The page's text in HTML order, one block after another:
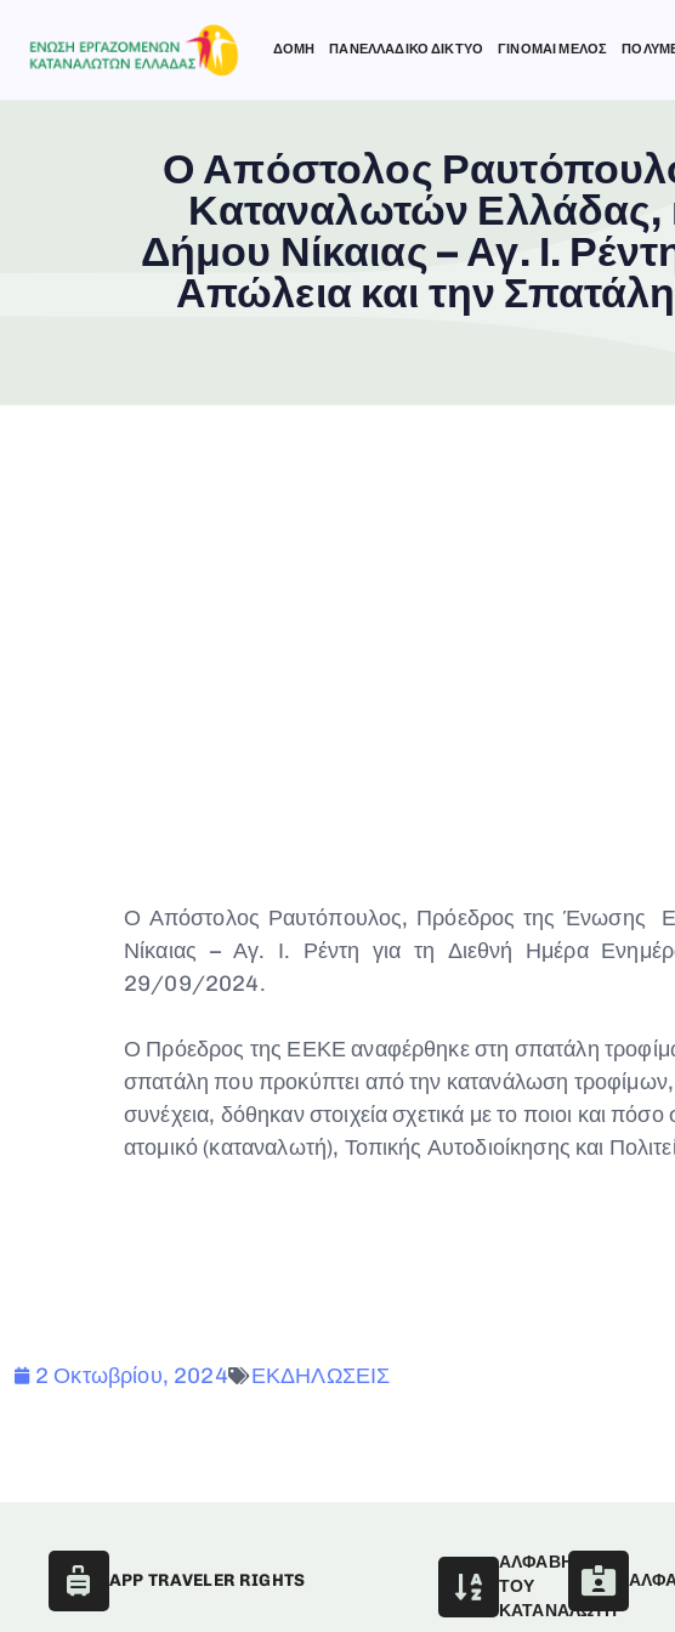
ΔΟΜΗ ΠΑΝΕΛΛΑΔΙΚΟ ΔΙΚΤΥΟ ΓΙΝΟΜΑΙ ΜΕΛΟΣ
Ο Απόστολος
Καταναλωτών Ελλάδας,
Δήμου Νίκαιας – Αγ. Ι.
Απώλεια και την
Ο Απόστολος Ραυτόπουλος, Πρόεδρος της Ένωσης
Νίκαιας – Αγ. Ι. Ρέντη για τη Διεθνή Ημέρα
29/09/2024.
Ο Πρόεδρος της ΕΕΚΕ αναφέρθηκε στη σπατάλη
σπατάλη που προκύπτει από την κατανάλωση τροφίμων,
συνέχεια, δόθηκαν στοιχεία σχετικά με το ποιοι και
ατομικό (καταναλωτή), Τοπικής Αυτοδιοίκησης και
2 Οκτωβρίου, 2024 ΕΚΔΗΛΩΣΕΙΣ
APP TRAVELER RIGHTS
ΑΛΦΑΒΗΤΑΡΙ
ΤΟΥ
ΚΑΤΑΝΑΛΩΤΗ
Type and hit enter